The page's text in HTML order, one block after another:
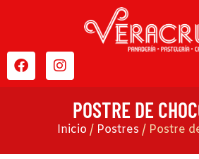
POSTRE DE
Inicio / Postres / Postre